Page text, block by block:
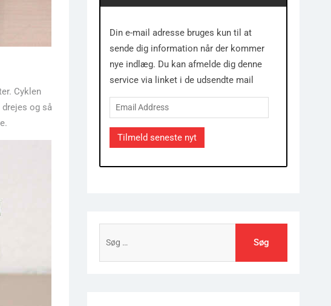
Cyklen
og så
Din e-mail adresse bruges kun til at
sende dig information når der kommer
nye indlæg. Du kan afmelde dig denne
service via linket i de udsendte mail
Email
Address
Tilmeld seneste nyt
efter: